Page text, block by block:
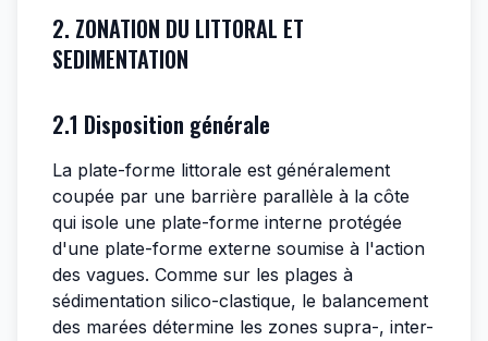
2. ZONATION DU LITTORAL ET
SEDIMENTATION
2.1 Disposition générale
La plate-forme littorale est généralement
coupée par une barrière parallèle à la côte
qui isole une plate-forme interne protégée
d'une plate-forme externe soumise à l'action
des vagues. Comme sur les plages à
sédimentation silico-clastique, le balancement
des marées détermine les zones supra-, inter-